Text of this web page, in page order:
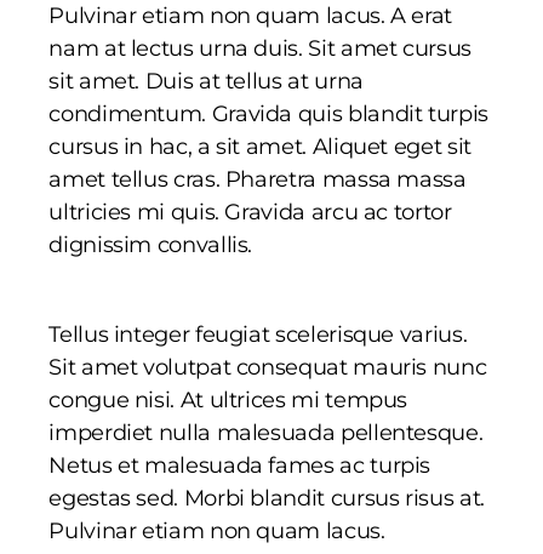
Pulvinar etiam non quam lacus. A erat
nam at lectus urna duis. Sit amet cursus
sit amet. Duis at tellus at urna
condimentum. Gravida quis blandit turpis
cursus in hac, a sit amet. Aliquet eget sit
amet tellus cras. Pharetra massa massa
ultricies mi quis. Gravida arcu ac tortor
dignissim convallis.
Tellus integer feugiat scelerisque varius.
Sit amet volutpat consequat mauris nunc
congue nisi. At ultrices mi tempus
imperdiet nulla malesuada pellentesque.
Netus et malesuada fames ac turpis
egestas sed. Morbi blandit cursus risus at.
Pulvinar etiam non quam lacus.